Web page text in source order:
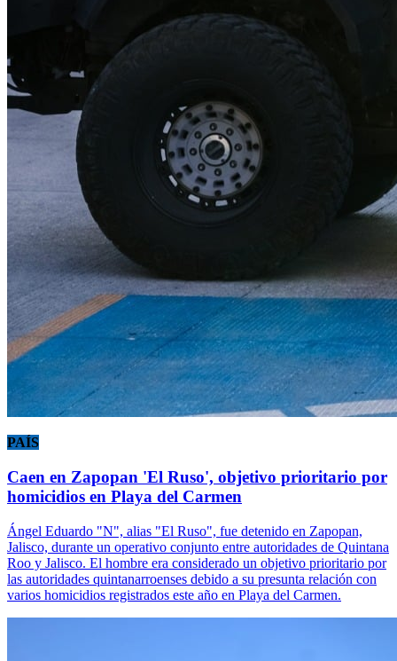
PAÍS
Caen en Zapopan 'El Ruso', objetivo prioritario por
homicidios en Playa del Carmen
Ángel Eduardo "N", alias "El Ruso", fue detenido en Zapopan,
Jalisco, durante un operativo conjunto entre autoridades de Quintana
Roo y Jalisco. El hombre era considerado un objetivo prioritario por
las autoridades quintanarroenses debido a su presunta relación con
varios homicidios registrados este año en Playa del Carmen.